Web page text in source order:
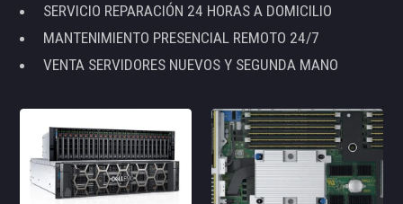
SERVICIO REPARACIÓN 24 HORAS A DOMICILIO
MANTENIMIENTO PRESENCIAL REMOTO 24/7
VENTA SERVIDORES NUEVOS Y SEGUNDA MANO